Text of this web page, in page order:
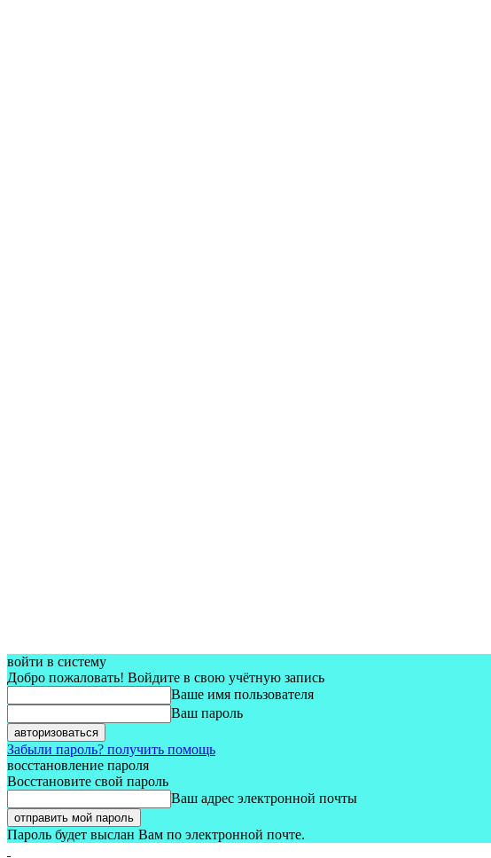
войти в систему
Добро пожаловать! Войдите в свою учётную запись
Ваше имя пользователя
Ваш пароль
Забыли пароль? получить помощь
восстановление пароля
Восстановите свой пароль
Ваш адрес электронной почты
Пароль будет выслан Вам по электронной почте.